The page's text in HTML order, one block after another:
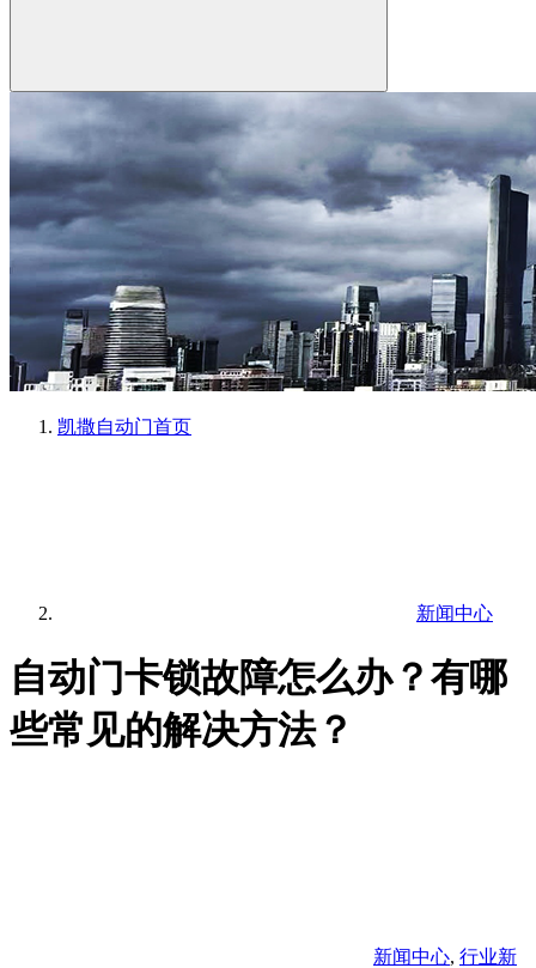
凯撒自动门首页
新闻中心
自动门卡锁故障怎么办？有哪
些常见的解决方法？
新闻中心, 行业新